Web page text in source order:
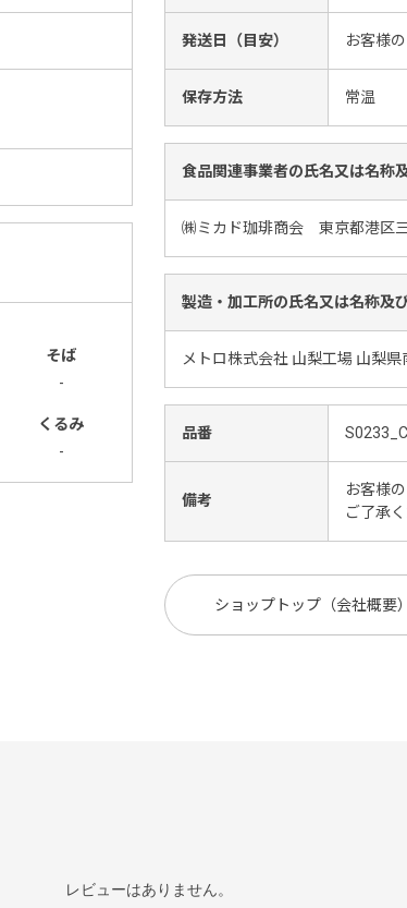
そば
-
くるみ
-
発送日（目安） お客様
保存方法 常温
食品関連事業者の氏名又は名称
㈱ミカド珈琲商会 東京都港区
製造・加工所の氏名又は名称及
メトロ株式会社 山梨工場 山梨
品番
備考
お客様
ご了承く
ショップトップ（会社概要）
レビューはありません。